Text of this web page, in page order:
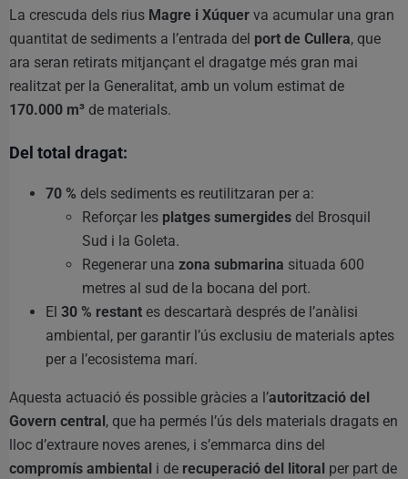
La crescuda dels rius Magre i Xúquer va acumular una gran
quantitat de sediments a l’entrada del port de Cullera, que
ara seran retirats mitjançant el dragatge més gran mai
realitzat per la Generalitat, amb un volum estimat de
170.000 m³ de materials.
Del total dragat:
70 % dels sediments es reutilitzaran per a:
Reforçar les platges sumergides del Brosquil
Sud i la Goleta.
Regenerar una zona submarina situada 600
metres al sud de la bocana del port.
El 30 % restant es descartarà després de l’anàlisi
ambiental, per garantir l’ús exclusiu de materials aptes
per a l’ecosistema marí.
Aquesta actuació és possible gràcies a l’autorització del
Govern central , que ha permés l’ús dels materials dragats en
lloc d’extraure noves arenes, i s’emmarca dins del
compromís ambiental i de recuperació del litoral per part de